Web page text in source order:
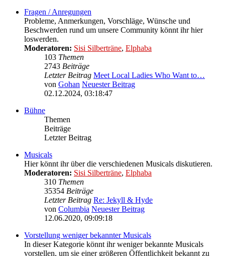
Fragen / Anregungen
Probleme, Anmerkungen, Vorschläge, Wünsche und
Beschwerden rund um unsere Community könnt ihr hier
loswerden.
Moderatoren: Sisi Silberträne, Elphaba
103 Themen
2743 Beiträge
Letzter Beitrag Meet Local Ladies Who Want to…
von Gohan Neuester Beitrag
02.12.2024, 03:18:47
Bühne
Themen
Beiträge
Letzter Beitrag
Musicals
Hier könnt ihr über die verschiedenen Musicals diskutieren.
Moderatoren: Sisi Silberträne, Elphaba
310 Themen
35354 Beiträge
Letzter Beitrag Re: Jekyll & Hyde
von Columbia Neuester Beitrag
12.06.2020, 09:09:18
Vorstellung weniger bekannter Musicals
In dieser Kategorie könnt ihr weniger bekannte Musicals
vorstellen, um sie einer größeren Öffentlichkeit bekannt zu